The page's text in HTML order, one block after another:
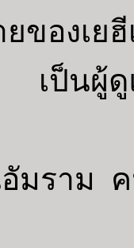
ของเย
ป็นผู้ดูแ
มราม